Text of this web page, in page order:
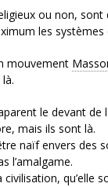
ou non,
les
mouvement
le devant
mais ils sont là.
naïf envers des
l’amalgame.